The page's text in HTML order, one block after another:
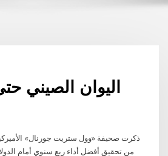
اليوان الصيني حتى
ذكرت صحيفة «وول ستريت جورنال»
من تحقيق أفضل أداء ربع سنوي أمام